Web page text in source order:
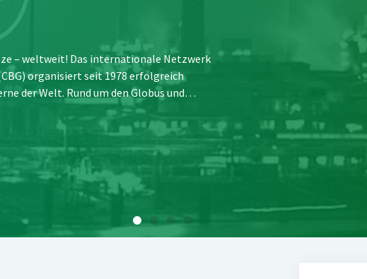
– weltweit! Das internationale Netzwerk
organisiert seit 1978 erfolgreich
der Welt. Rund um den Globus und…